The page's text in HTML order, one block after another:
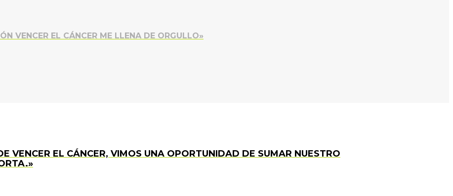
VENCER EL CÁNCER ME LLENA DE ORGULLO»
VENCER EL CÁNCER, VIMOS UNA OPORTUNIDAD DE SUMAR NUESTRO